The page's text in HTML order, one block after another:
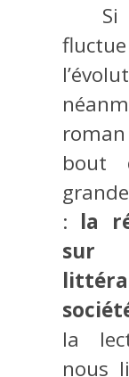
bout
: la
sur
la
nous